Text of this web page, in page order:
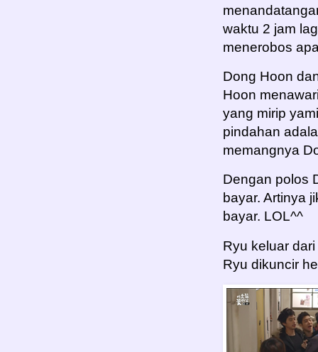
waktu 2 jam
menerobos
Dong Hoon
Hoon
yang mirip
pindahan
memangnya
Dengan polos
bayar. Artinya
bayar. LOL^^
Ryu keluar
Ryu dikuncir